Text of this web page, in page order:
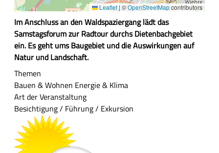
Leaflet |©OpenStreetMapcontributors
Z
u
s
a
m
m
e
n
s
Im Anschluss an den Waldspaziergang lädt das
Samstagsforum zur Radtour durchs Dietenbachgebiet
ein. Es geht ums Baugebiet und die Auswirkungen auf
Natur und Landschaft.
Themen
Bauen & Wohnen Energie & Klima
Art der Veranstaltung
Besichtigung / Führung / Exkursion